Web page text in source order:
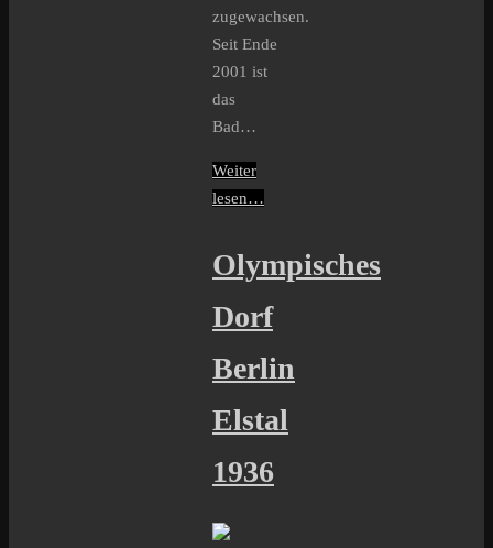
zugewachsen.
Seit Ende
2001 ist
das
Bad…
Weiter
lesen…
Olympisches
Dorf
Berlin
Elstal
1936